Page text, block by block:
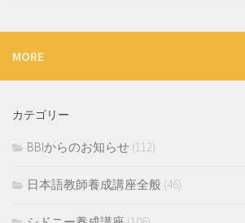
MORE
カテゴリー
BBIからのお知らせ (112)
日本語教師養成講座全般 (46)